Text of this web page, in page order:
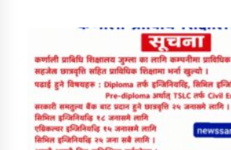
तातोपानी गाउँपालिकाको न्यायिक समिति सम्बन्धी सन्देश
तातोपानी गाउँपालिका जुम्लाको महिला तथा लैङ्गिक हिंसा
सम्बन्धी सूचना सन्देश
तातोपानी गाउँपालिका जुम्लाको महिनावारी सम्बन्धिकाे
सन्देश